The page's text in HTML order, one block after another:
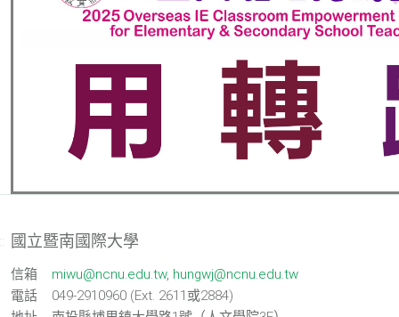
國立暨南國際大學
信箱 miwu@ncnu.edu.tw, hungwj@ncnu.edu.tw
電話
049-2910960 (Ext. 2611或2884)